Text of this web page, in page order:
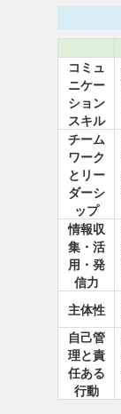
コミュ
ニケー
ション
スキル
チーム
ワーク
とリー
ダーシ
ップ
情報収
集・活
用・発
信力
主体性
自己管
理と責
任ある
行動